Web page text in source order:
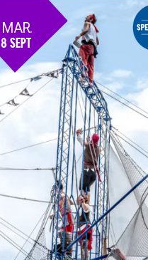
MAR.
8 SEPT